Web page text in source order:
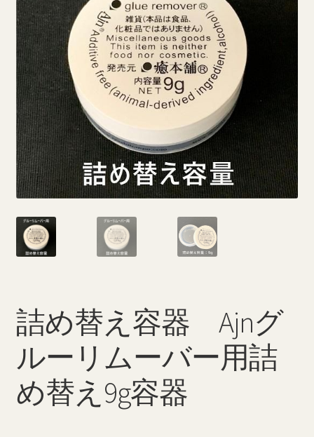
ログイン
商品ラインナップ
営業所案内
支払い
新規登録
特定商取引法に基づく表記
返品・払い戻しポリシー
詰め替え容器 Ajnグ
ルーリムーバー用詰
め替え9g容器